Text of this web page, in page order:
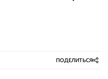
ПОДЕЛИТЬСЯ